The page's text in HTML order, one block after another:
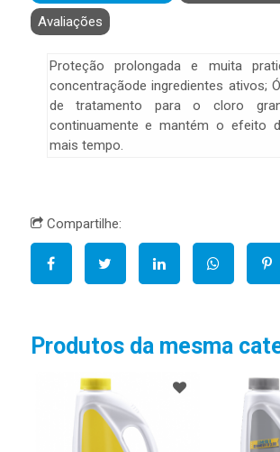
Avaliações
Proteção prolongada e muita
concentraçãode ingredientes ativos;
de tratamento para o cloro
continuamente e mantém o efeito
mais tempo.
Compartilhe:
Produtos da mesma